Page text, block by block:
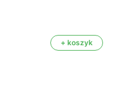
+ koszyk